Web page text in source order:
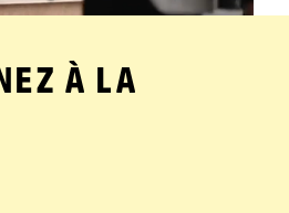
À LA